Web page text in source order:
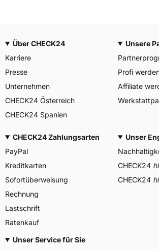
Über CHECK24
Karriere
Presse
Unternehmen
CHECK24 Österreich
CHECK24 Spanien
Unsere
Profi
Affiliate
CHECK24 Zahlungsarten
PayPal
Kreditkarten
Sofortüberweisung
Rechnung
Lastschrift
Ratenkauf
Unser
CHECK24
CHECK24
Unser Service für Sie